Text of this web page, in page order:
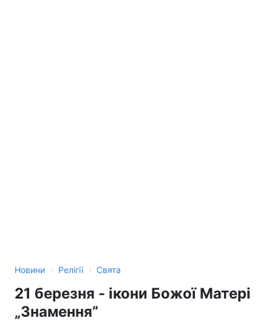
Новини › Релігії › Свята
21 березня - ікони Божої Матері
„Знамення”